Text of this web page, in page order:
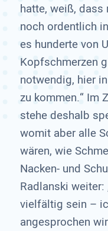
hatte, weiß,
noch ordentlich
es hunderte von
Kopfschmerzen
notwendig, hier
zu kommen.“ Im
stehe deshalb
womit aber alle
wären, wie
Nacken- und
Radlanski weiter:
vielfältig sein –
angesprochen